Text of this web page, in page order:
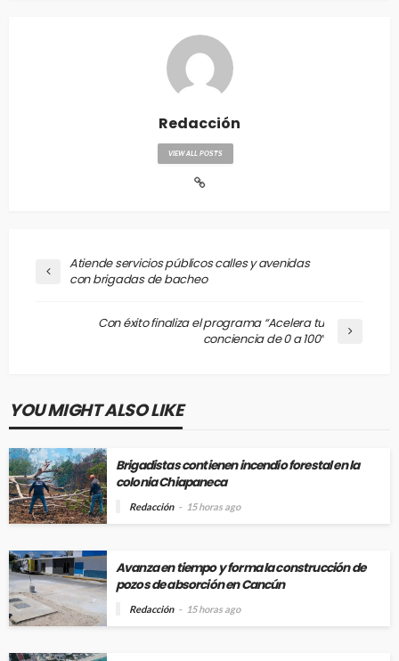
Redacción
VIEW ALL POSTS
Atiende servicios públicos calles y avenidas
con brigadas de bacheo
Con éxito finaliza el programa “Acelera tu
conciencia de 0 a 100”
YOU MIGHT ALSO LIKE
Brigadistas contienen incendio forestal en la
colonia Chiapaneca
Redacción 15 horas ago
Avanza en tiempo y forma la construcción de
pozos de absorción en Cancún
Redacción 15 horas ago